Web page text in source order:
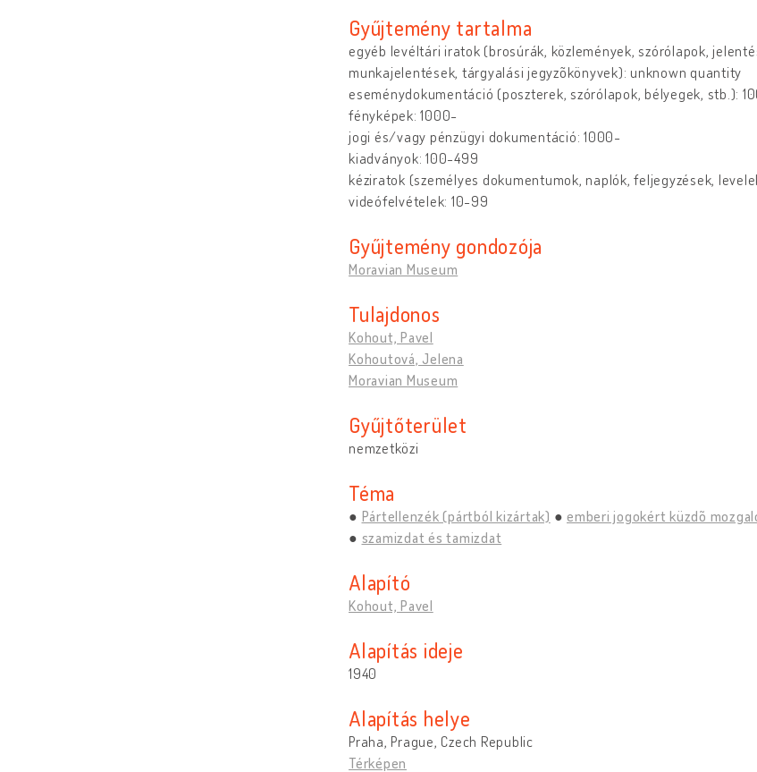
Gyűjtemény tartalma
egyéb levéltári iratok (brosúrák, közlemények, szórólapok,
munkajelentések, tárgyalási jegyzõkönyvek): unknown quantity
eseménydokumentáció (poszterek, szórólapok, bélyegek, stb.):
fényképek: 1000-
jogi és/vagy pénzügyi dokumentáció: 1000-
kiadványok: 100-499
kéziratok (személyes dokumentumok, naplók, feljegyzések,
videófelvételek: 10-99
Gyűjtemény gondozója
Moravian Museum
Tulajdonos
Kohout, Pavel
Kohoutová, Jelena
Moravian Museum
Gyűjtőterület
nemzetközi
Téma
Pártellenzék (pártból kizártak) emberi jogokért küzdõ
szamizdat és tamizdat
Alapító
Kohout, Pavel
Alapítás ideje
1940
Alapítás helye
Praha, Prague, Czech Republic
Térképen